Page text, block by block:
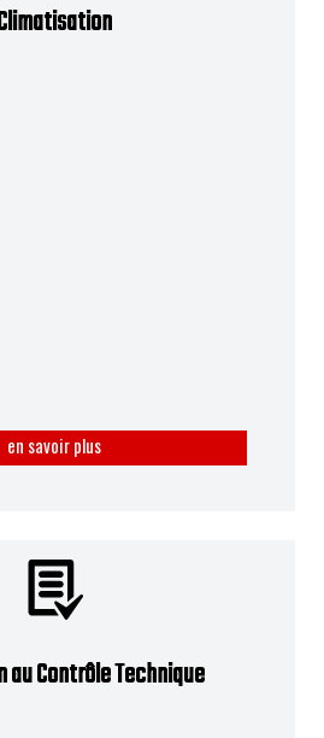
en savoir plus
Contrôle Technique